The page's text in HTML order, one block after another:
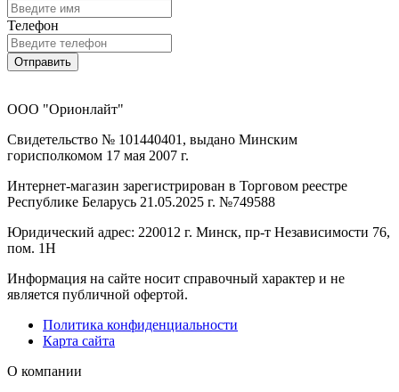
Телефон
Отправить
ООО "Орионлайт"
Свидетельство № 101440401, выдано Минским
горисполкомом 17 мая 2007 г.
Интернет-магазин зарегистрирован в Торговом реестре
Республике Беларусь 21.05.2025 г. №749588
Юридический адрес: 220012 г. Минск, пр-т Независимости 76,
пом. 1Н
Информация на сайте носит справочный характер и не
является публичной офертой.
Политика конфиденциальности
Карта сайта
О компании